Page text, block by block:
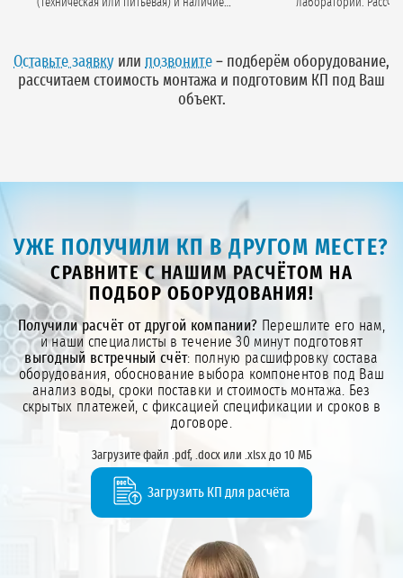
(техническая или питьевая) и наличие
лаборатории. Рассчитываем
Оставьте заявку или позвоните – подберём оборудование,
рассчитаем стоимость монтажа и подготовим КП под Ваш
объект.
УЖЕ ПОЛУЧИЛИ КП В ДРУГОМ МЕСТЕ?
СРАВНИТЕ С НАШИМ РАСЧЁТОМ НА
ПОДБОР ОБОРУДОВАНИЯ!
Получили расчёт от другой компании? Перешлите его нам,
и наши специалисты в течение 30 минут подготовят
выгодный встречный счёт: полную расшифровку состава
оборудования, обоснование выбора компонентов под Ваш
анализ воды, сроки поставки и стоимость монтажа. Без
скрытых платежей, с фиксацией спецификации и сроков в
договоре.
Загрузите файл .pdf, .docx или .xlsx до 10 МБ
Загрузить КП для расчёта